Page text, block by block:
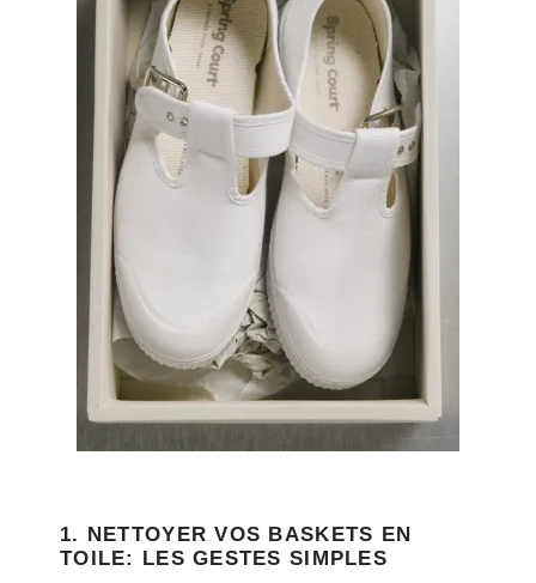
1. NETTOYER VOS BASKETS EN
TOILE: LES GESTES SIMPLES